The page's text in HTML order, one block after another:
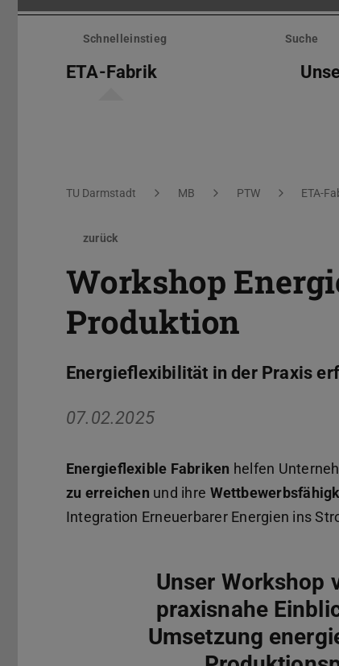
Menü
überspringenSchnelleinstieg Suche
ETA-Fabrik
Sie befinden sich hier:
TU Darmstadt MB PTW ETA-
zurück
Workshop
Produktion
Energieflexibilität in der Praxis
07.02.2025
Energieflexible Fabriken helfen
zu erreichen und ihre
Integration Erneuerbarer Energien ins
Unser Workshop
praxisnahe
Umsetzung